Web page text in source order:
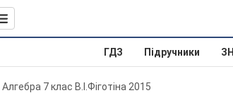
ГДЗ Підручники
Алгебра 7 клас В.І.Фіготіна 2015